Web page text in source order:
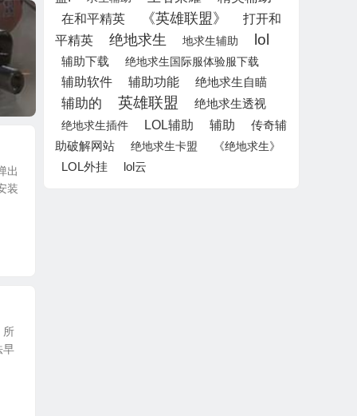
出
装
所
早
在和平精英 《英雄联盟》
打开和
平精英
绝地求生 地求生辅助 lol
辅助下载 绝地求生国际服体验服下载
辅助软件 辅助功能 绝地求生自瞄
辅助的 英雄联盟
绝地求生透视
绝地求生插件
LOL辅助 辅助
传奇辅
助破解网站
绝地求生卡盟 《绝地求生》
LOL外挂 lol云